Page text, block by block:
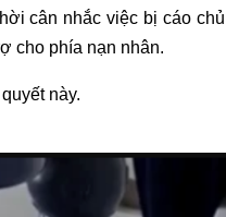
cân nhắc việc bị cáo chủ
cho phía nạn nhân.
này.